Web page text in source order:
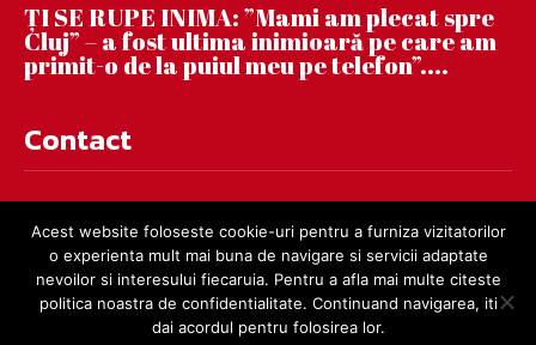
ȚI SE RUPE INIMA: ”Mami am plecat spre
Cluj” – a fost ultima inimioară pe care am
primit-o de la puiul meu pe telefon”....
Contact
Acest website foloseste cookie-uri pentru a furniza vizitatorilor
o experienta mult mai buna de navigare si servicii adaptate
nevoilor si interesului fiecaruia. Pentru a afla mai multe citeste
politica noastra de confidentialitate. Continuand navigarea, iti
dai acordul pentru folosirea lor.